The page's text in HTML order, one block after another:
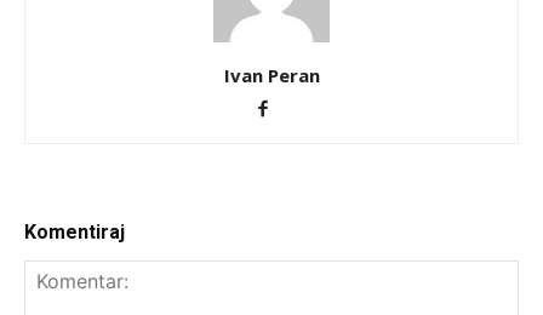
Ivan Peran
Komentiraj